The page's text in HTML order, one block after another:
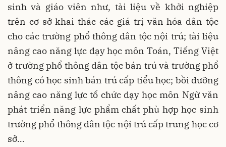
sinh và giáo viên như, tài liệu về khởi nghiệp
trên cơ sở khai thác các giá trị văn hóa dân tộc
cho các trường phổ thông dân tộc nội trú; tài liệu
nâng cao năng lực dạy học môn Toán, Tiếng Việt
ở trường phổ thông dân tộc bán trú và trường phổ
thông có học sinh bán trú cấp tiểu học; bồi dưỡng
nâng cao năng lực tổ chức dạy học môn Ngữ văn
phát triển năng lực phẩm chất phù hợp học sinh
trường phổ thông dân tộc nội trú cấp trung học cơ
sở…